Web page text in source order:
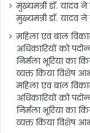
मुख्यमंत्री डॉ. यादव
मुख्यमंत्री डॉ. यादव
महिला एवं बाल
अधिकारियों को
निर्मला भूरिया का
व्यक्त किया विशेष
महिला एवं बाल
अधिकारियों को
निर्मला भूरिया का
व्यक्त किया विशेष